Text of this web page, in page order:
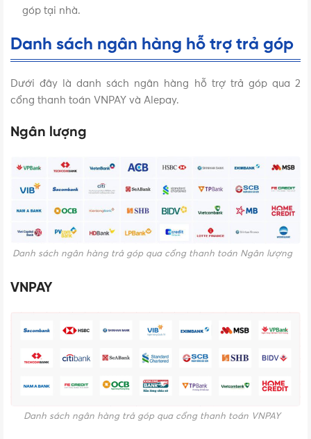
góp tại nhà.
Danh sách ngân hàng hỗ trợ trả góp
Dưới đây là danh sách ngân hàng hỗ trợ trả góp qua 2
cổng thanh toán VNPAY và Alepay.
Ngân lượng
Danh sách ngân hàng trả góp qua cổng thanh toán Ngân lượng
VNPAY
Danh sách ngân hàng trả góp qua cổng thanh toán VNPAY